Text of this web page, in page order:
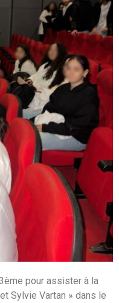
pour assister à la
Sylvie Vartan » dans le